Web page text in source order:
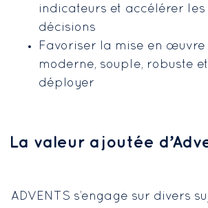
indicateurs et accélérer
décisions
Favoriser la mise en œuvre
moderne, souple, robuste
déployer
La valeur ajoutée
ADVENTS s’engage sur divers